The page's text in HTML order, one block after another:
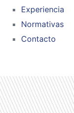
Experiencia
Normativas
Contacto